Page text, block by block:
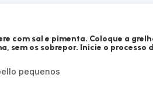
com sal e pimenta. Coloque a
sem os sobrepor. Inicie o processo
pequenos